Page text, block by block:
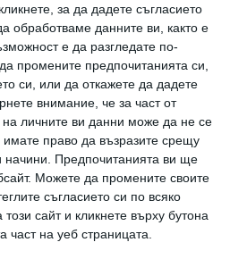
за да дадете съгласието
обработваме данните ви, както е
е да разгледате по-
промените предпочитанията си,
си, или да откажете да дадете
внимание, че за част от
личните ви данни може да не се
имате право да възразите срещу
начини. Предпочитанията ви ще
Можете да промените своите
съгласието си по всяко
сайт и кликнете върху бутона
част на уеб страницата.
за жените,
дейностите, с които да
че да си доставят
вътрешен баланс.
на нов
е просто възможност за
на сърцето, чувство